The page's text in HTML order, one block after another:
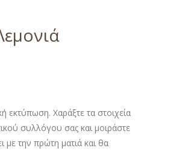
εκτύπωση. Χαράξτε τα στοιχεία
συλλόγου σας και μοιράστε
την πρώτη ματιά και θα